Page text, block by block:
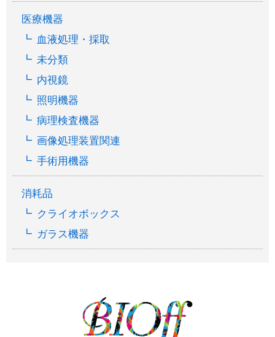
医療機器
血液処理・採取
未分類
内視鏡
照明機器
病理検査機器
画像処理装置関連
手術用機器
消耗品
クライオボックス
ガラス機器